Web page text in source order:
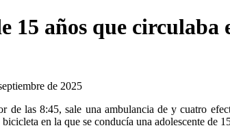
15 años que
de 2025
de las 8:45, sale una ambulancia de y cuatro
en la que se conducía una adolescente de